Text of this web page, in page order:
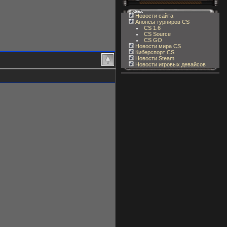
Новости сайта
Анонсы турниров CS
CS 1.6
CS Source
CS GO
Новости мира CS
Киберспорт CS
Новости Steam
Новости игровых девайсов